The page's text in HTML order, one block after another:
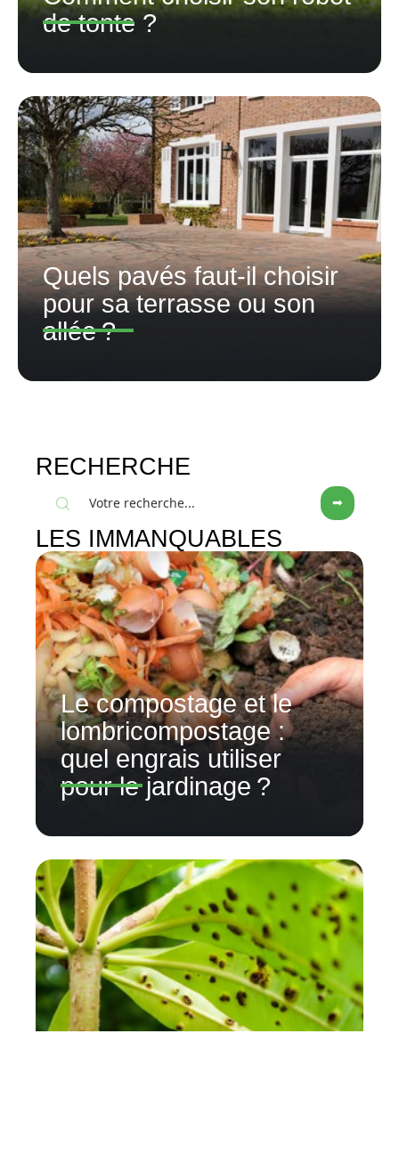
de tonte ?
Quels pavés faut-il choisir
pour sa terrasse ou son
allée ?
RECHERCHE
LES IMMANQUABLES
Le compostage et le
lombricompostage :
quel engrais utiliser
pour le jardinage ?